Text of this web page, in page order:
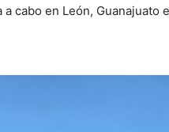
cabo en León, Guanajuato